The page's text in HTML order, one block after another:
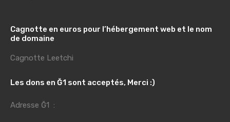
Cagnotte en euros pour l’hébergement web et le nom
de domaine
Cagnotte Leetchi
Les dons en Ğ1 sont acceptés, Merci :)
Adresse Ğ1 :